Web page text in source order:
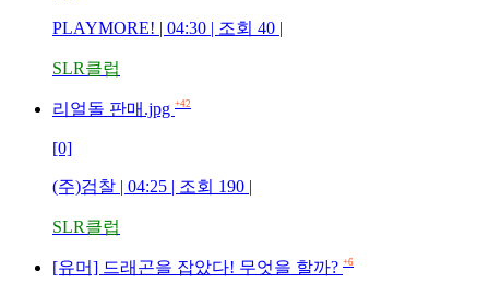
PLAYMORE! | 04:30 | 조회 40 |
SLR클럽
리얼돌 판매.jpg +42
[0]
(주)검찰 | 04:25 | 조회 190 |
SLR클럽
[유머] 드래곤을 잡았다! 무엇을 할까? +6